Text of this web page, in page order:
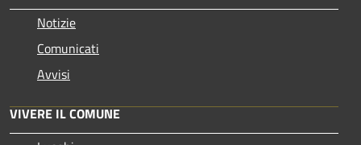
Notizie
Comunicati
Avvisi
VIVERE IL COMUNE